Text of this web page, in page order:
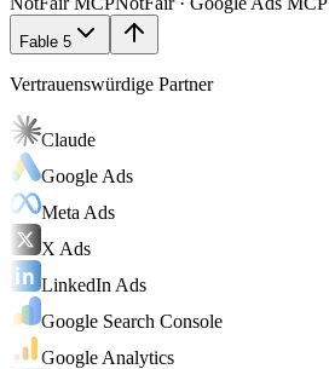
Fable 5
Vertrauenswürdige Partner
Claude
Google Ads
Meta Ads
X Ads
LinkedIn Ads
Google Search Console
Google Analytics